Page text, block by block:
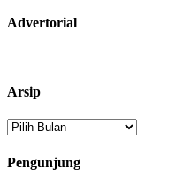
Advertorial
Arsip
Arsip
Pengunjung